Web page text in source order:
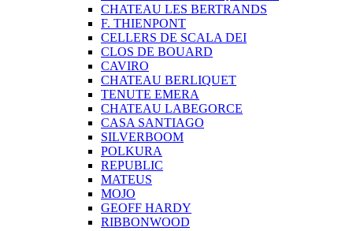
CHATEAU LES BERTRANDS
F. THIENPONT
CELLERS DE SCALA DEI
CLOS DE BOUARD
CAVIRO
CHATEAU BERLIQUET
TENUTE EMERA
CHATEAU LABEGORCE
CASA SANTIAGO
SILVERBOOM
POLKURA
REPUBLIC
MATEUS
MOJO
GEOFF HARDY
RIBBONWOOD